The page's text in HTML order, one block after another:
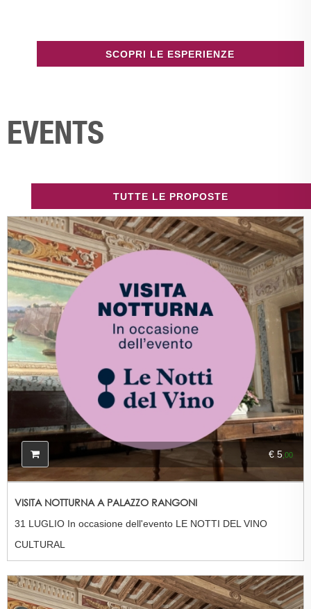
SCOPRI LE ESPERIENZE
EVENTS
TUTTE LE PROPOSTE
€ 5 ,00
VISITA NOTTURNA A PALAZZO RANGONI
31 LUGLIO In occasione dell'evento LE NOTTI DEL VINO
CULTURAL